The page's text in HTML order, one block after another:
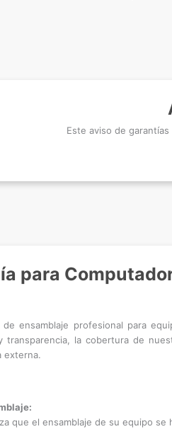
Este aviso de
para
de ensamblaje profesional para
transparencia, la cobertura de
externa.
que el ensamblaje de su equipo